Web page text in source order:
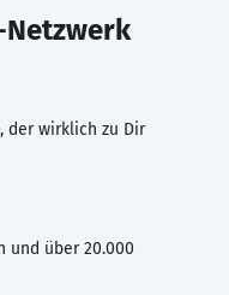
Netzwerk
der wirklich zu Dir
und über 20.000